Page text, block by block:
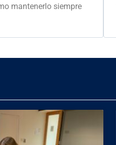
mantenerlo siempre